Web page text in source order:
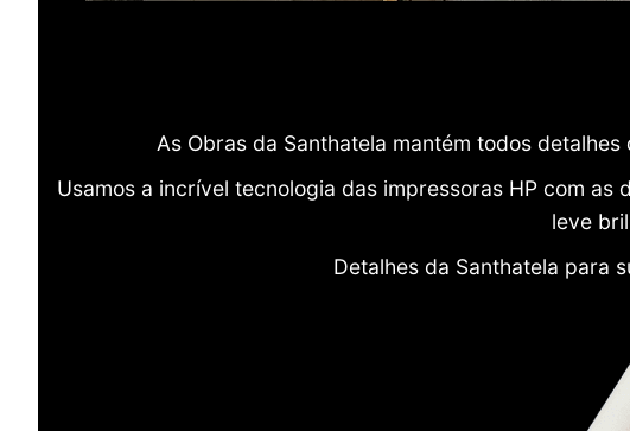
As Obras da Santhatela mantém todos
Usamos a incrível tecnologia das impressoras HP com as
leve
Detalhes da Santhatela para